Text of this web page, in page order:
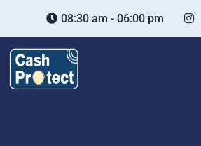
08:30 am - 06:00 pm